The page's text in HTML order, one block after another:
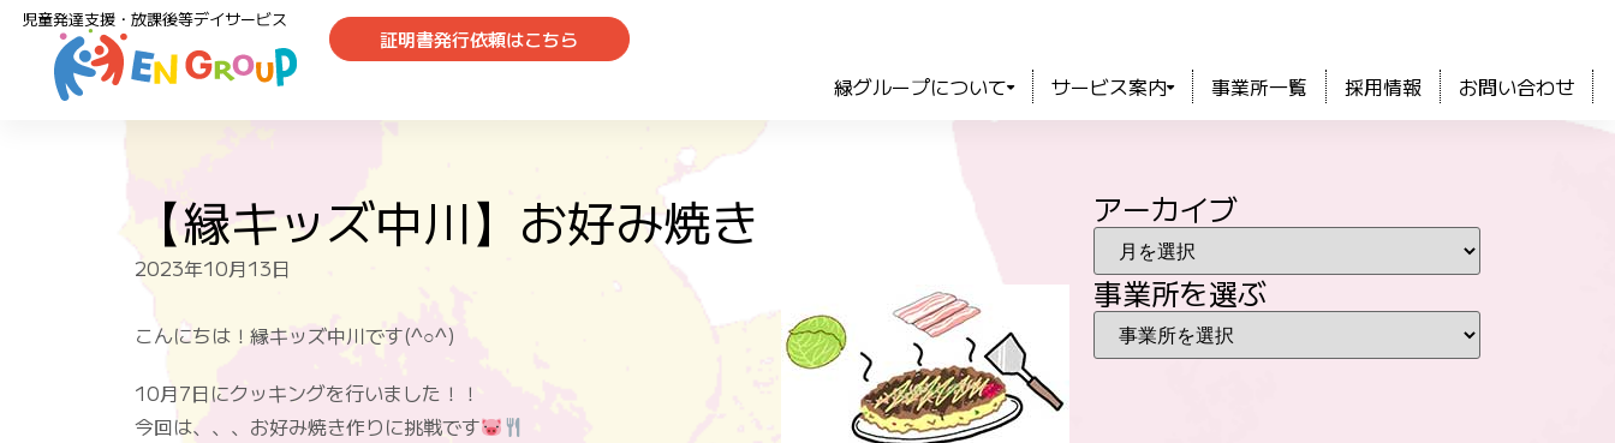
児童発達支援・放課後等デイサービス
証明書発行依頼はこちら
緑グループについて サービス案内 事業所一覧 採用情報 お問い合わせ
【縁キッズ中川】お好み焼き
2023年10月13日
こんにちは！縁キッズ中川です(^○^)
10月7日にクッキングを行いました！！
今回は、、、お好み焼き作りに挑戦です
アーカイブ
事業所を選ぶ